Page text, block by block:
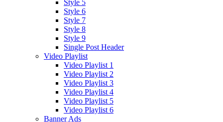
Style 5
Style 6
Style 7
Style 8
Style 9
Single Post Header
Video Playlist
Video Playlist 1
Video Playlist 2
Video Playlist 3
Video Playlist 4
Video Playlist 5
Video Playlist 6
Banner Ads